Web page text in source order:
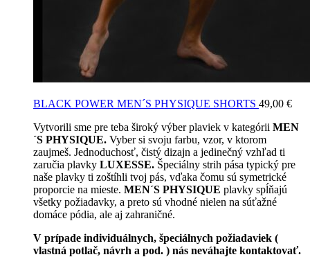
BLACK POWER MEN´S PHYSIQUE SHORTS 49,00 €
Vytvorili sme pre teba široký výber plaviek v kategórii MEN
´S PHYSIQUE. Vyber si svoju farbu, vzor, v ktorom
zaujmeš. Jednoduchosť, čistý dizajn a jedinečný vzhľad ti
zaručia plavky LUXESSE. Špeciálny strih pása typický pre
naše plavky ti zoštíhli tvoj pás, vďaka čomu sú symetrické
proporcie na mieste. MEN´S PHYSIQUE plavky spĺňajú
všetky požiadavky, a preto sú vhodné nielen na súťažné
domáce pódia, ale aj zahraničné.
V prípade individuálnych, špeciálnych požiadaviek (
vlastná potlač, návrh a pod. ) nás neváhajte kontaktovať.